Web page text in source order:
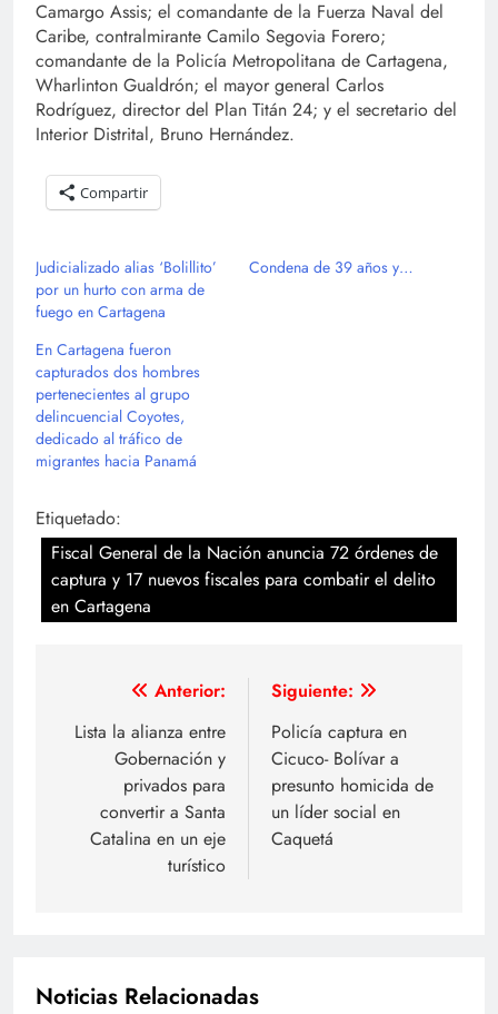
Camargo Assis; el comandante de la Fuerza Naval del
Caribe, contralmirante Camilo Segovia Forero;
comandante de la Policía Metropolitana de Cartagena,
Wharlinton Gualdrón; el mayor general Carlos
Rodríguez, director del Plan Titán 24; y el secretario del
Interior Distrital, Bruno Hernández.
Compartir
Judicializado alias ‘Bolillito’
por un hurto con arma de
fuego en Cartagena
Condena de 39 años y…
En Cartagena fueron
capturados dos hombres
pertenecientes al grupo
delincuencial Coyotes,
dedicado al tráfico de
migrantes hacia Panamá
Etiquetado:
Fiscal General de la Nación anuncia 72 órdenes de
captura y 17 nuevos fiscales para combatir el delito
en Cartagena
Navegación
de
entradas
Anterior:
Lista la alianza entre
Gobernación y
privados para
convertir a Santa
Catalina en un eje
turístico
Siguiente:
Policía captura en
Cicuco- Bolívar a
presunto homicida de
un líder social en
Caquetá
Noticias Relacionadas